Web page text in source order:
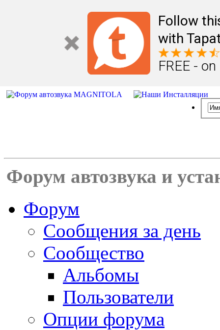
Follow
with
FREE -
Форум автозвука и
Форум
Сообщения за день
Сообщество
Альбомы
Пользователи
Опции форума